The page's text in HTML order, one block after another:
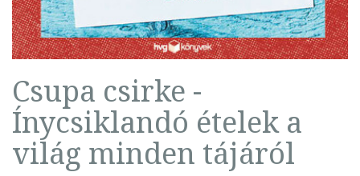
Csupa csirke -
Ínycsiklandó ételek a
világ minden tájáról